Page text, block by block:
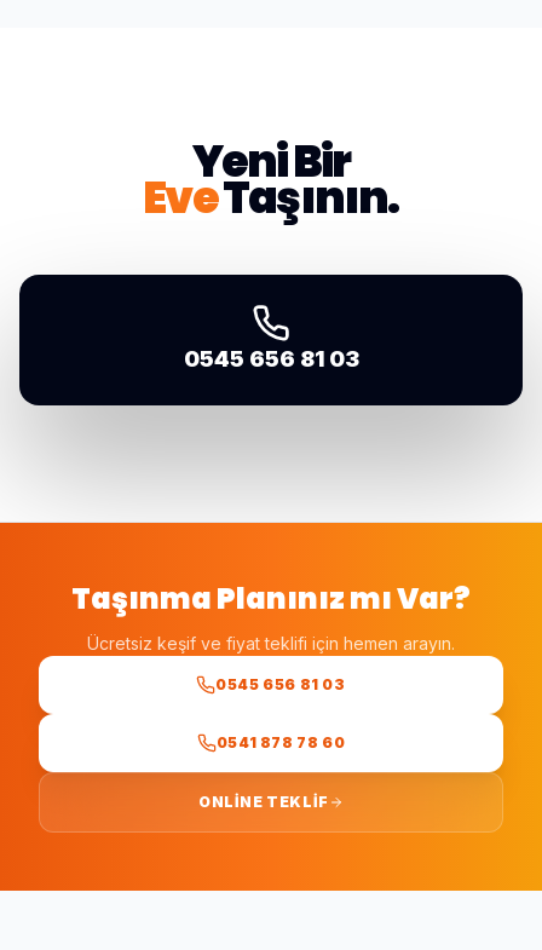
Yeni Bir
EveTaşının.
0545 656 81 03
Taşınma Planınız mı Var?
Ücretsiz keşif ve fiyat teklifi için hemen arayın.
0545 656 81 03
0541 878 78 60
ONLINE TEKLIF